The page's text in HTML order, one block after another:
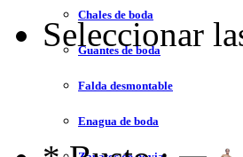
Chales de boda
Guantes de boda
Falda desmontable
Enagua de boda
Seleccionar